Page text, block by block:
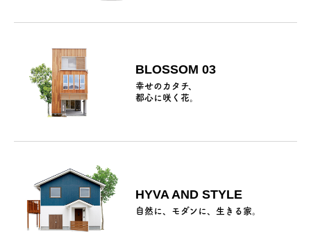
BLOSSOM 03
幸せのカタチ、
都心に咲く花。
HYVA AND STYLE
自然に、モダンに、生きる家。